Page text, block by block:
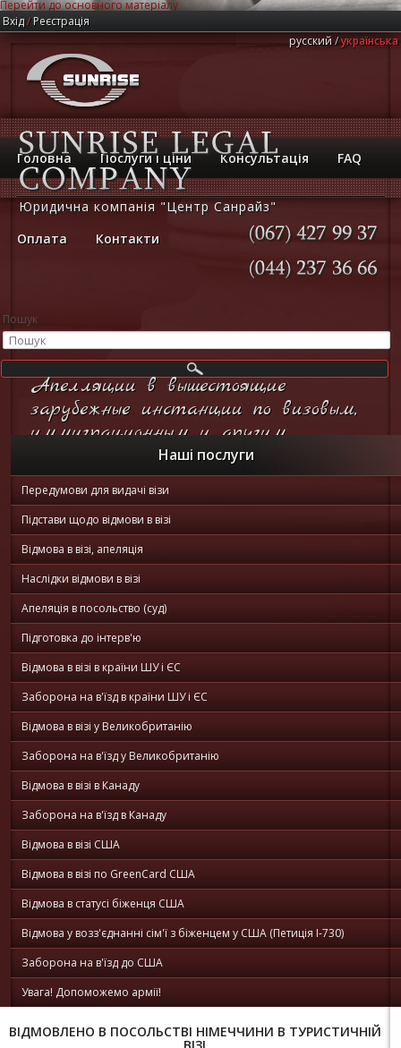
Перейти до основного матеріалу
Вхід/ Реєстрація
русский українська
Головна Послуги і ціни Консультація FAQ
Оплата Контакти
Пошук
Юридична компанія "Центр Санрайз"
Апелляции в вышестоящие
зарубежные инстанции по визовым,
иммиграционным и другим
Он-лайн
консультация
Наші послуги
Передумови для видачі візи
Підстави щодо відмови в візі
Відмова в візі, апеляція
Наслідки відмови в візі
Апеляція в посольство (суд)
Підготовка до інтерв'ю
Відмова в візі в країни ШУ і ЄС
Заборона на в'їзд в країни ШУ і ЄС
Відмова в візі у Великобританію
Заборона на в'їзд у Великобританію
Відмова в візі в Канаду
Заборона на в'їзд в Канаду
Відмова в візі США
Відмова в візі по GreenCard США
Відмова в статусі біженця США
Відмова у возз'єднанні сім'ї з біженцем у США (Петиція I-730)
Заборона на в'їзд до США
Увага! Допоможемо армії!
ВІДМОВЛЕНО В ПОСОЛЬСТВІ НІМЕЧЧИНИ В ТУРИСТИЧНІЙ